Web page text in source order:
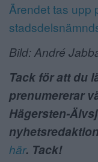
Ärendet tas upp
Bild: André
Tack för att du
prenumererar
Hägersten-
här. Tack!